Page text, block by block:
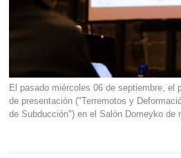
El pasado miércoles 06 de septiembre, el
de presentación ("Terremotos y
de Subducción") en el Salón Domeyko de